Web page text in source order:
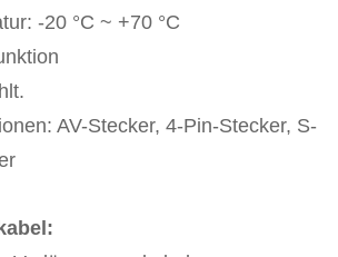
-20 °C ~ +70 °C
AV-Stecker, 4-Pin-Stecker, S-